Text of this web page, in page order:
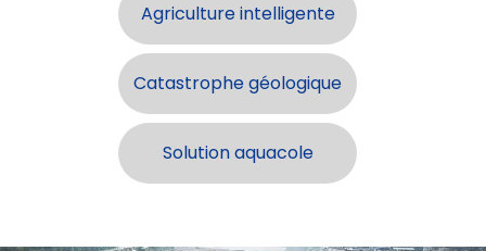
Agriculture intelligente
Catastrophe géologique
Solution aquacole